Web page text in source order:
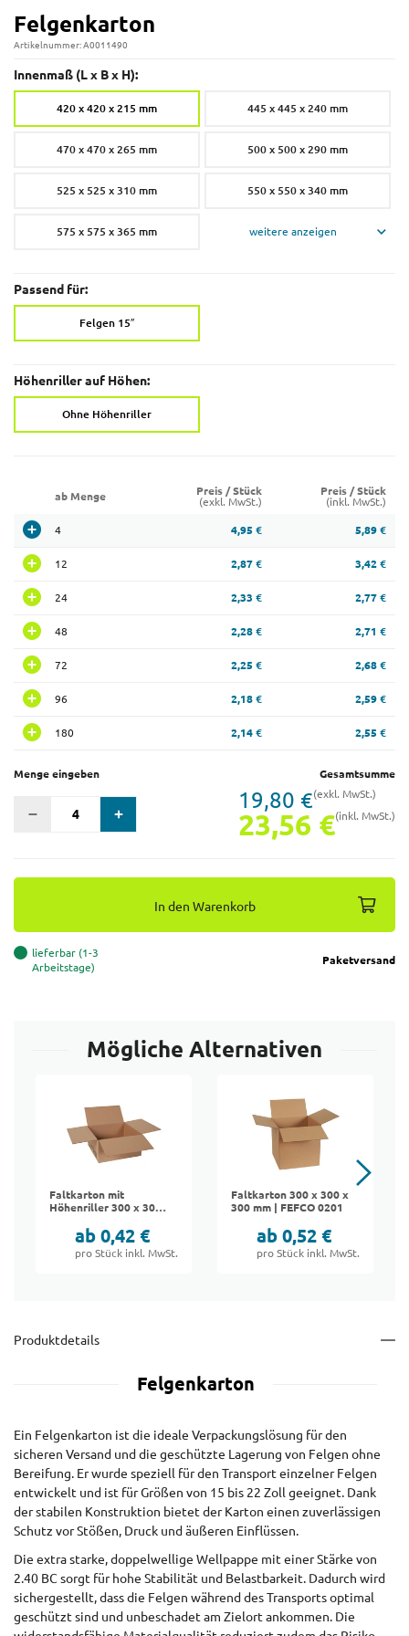
Felgenkarton
Artikelnummer: A0011490
Innenmaß (L x B x H):
420 x 420 x 215 mm 445 x 445 x 240 mm
470 x 470 x 265 mm 500 x 500 x 290 mm
525 x 525 x 310 mm 550 x 550 x 340 mm
575 x 575 x 365 mm weitere anzeigen
Passend für:
Felgen 15″
Höhenriller auf Höhen:
Ohne Höhenriller
ab Menge
Preis / Stück
(exkl. MwSt.)
Preis / Stück
(inkl. MwSt.)
4 4,95 € 5,89 €
12 2,87 € 3,42 €
24 2,33 € 2,77 €
48 2,28 € 2,71 €
72 2,25 € 2,68 €
96 2,18 € 2,59 €
180 2,14 € 2,55 €
Menge eingeben Gesamtsumme
19,80 €(exkl. MwSt.)
23,56 €(inkl. MwSt.)
In den Warenkorb
lieferbar (1-3
Arbeitstage)
Paketversand
Mögliche Alternativen
Faltkarton mit
Höhenriller 300 x 300
ab 0,42 €
pro Stück inkl. MwSt.
Faltkarton 300 x 300 x
300 mm | FEFCO 0201
ab 0,52 €
pro Stück inkl. MwSt.
Produktdetails
Felgenkarton
Ein Felgenkarton ist die ideale Verpackungslösung für den
sicheren Versand und die geschützte Lagerung von Felgen ohne
Bereifung. Er wurde speziell für den Transport einzelner Felgen
entwickelt und ist für Größen von 15 bis 22 Zoll geeignet. Dank
der stabilen Konstruktion bietet der Karton einen zuverlässigen
Schutz vor Stößen, Druck und äußeren Einflüssen.
Die extra starke, doppelwellige Wellpappe mit einer Stärke von
2.40 BC sorgt für hohe Stabilität und Belastbarkeit. Dadurch wird
sichergestellt, dass die Felgen während des Transports optimal
geschützt sind und unbeschadet am Zielort ankommen. Die